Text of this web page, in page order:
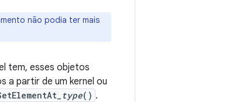
não podia ter mais
tem, esses objetos
a partir de um kernel ou
type() .